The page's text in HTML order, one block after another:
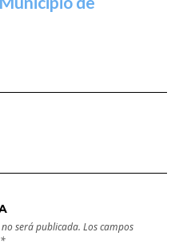
será publicada. Los campos
*